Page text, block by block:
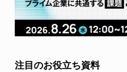
注目のお役立ち資料